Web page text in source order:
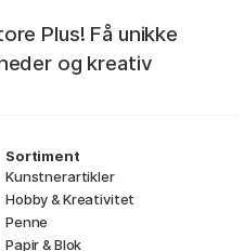
Plus! Få unikke
og kreativ
Sortiment
Kunstnerartikler
Hobby & Kreativitet
Penne
Papir & Blok